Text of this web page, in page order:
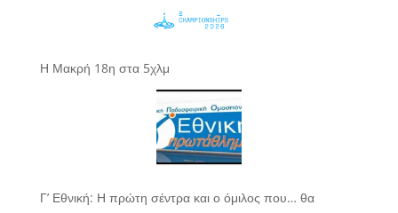
Η Μακρή 18η στα 5χλμ
Γ’ Εθνική: Η πρώτη σέντρα και ο όμιλος που… θα